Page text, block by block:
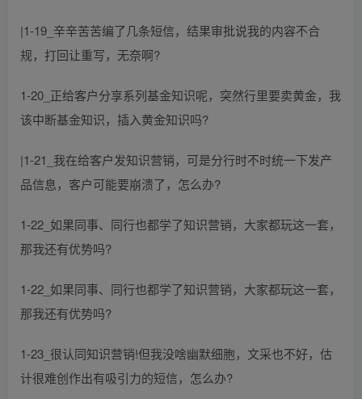
|1-19_辛辛苦苦编了几条短信，结果审批说我的内容不合
规，打回让重写，无奈啊?
1-20_正给客户分享系列基金知识呢，突然行里要卖黄金，我
该中断基金知识，插入黄金知识吗?
|1-21_我在给客户发知识营销，可是分行时不时统一下发产
品信息，客户可能要崩溃了，怎么办?
1-22_如果同事、同行也都学了知识营销，大家都玩这一套，
那我还有优势吗?
1-22_如果同事、同行也都学了知识营销，大家都玩这一套，
那我还有优势吗?
1-23_很认同知识营销!但我没啥幽默细胞，文采也不好，估
计很难创作出有吸引力的短信，怎么办?